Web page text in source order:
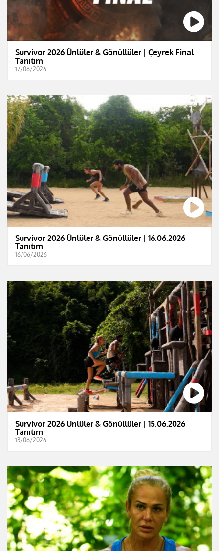
Survivor 2026 Ünlüler & Gönüllüler | Çeyrek Final
Tanıtımı
17/06/2026
Survivor 2026 Ünlüler & Gönüllüler | 16.06.2026
Tanıtımı
16/06/2026
Survivor 2026 Ünlüler & Gönüllüler | 15.06.2026
Tanıtımı
13/06/2026